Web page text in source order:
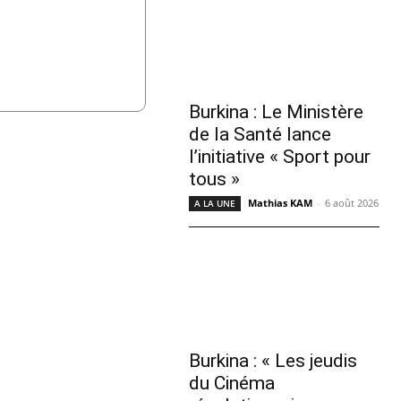
Burkina : Le Ministère
de la Santé lance
l’initiative « Sport pour
tous »
A LA UNE Mathias KAM - 6 août 2026
Burkina : « Les jeudis
du Cinéma